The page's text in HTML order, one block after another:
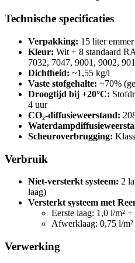
Technische specificaties
Verpakking: 15 liter emmer
Kleur: Wit + 8 standaard
7032, 7047, 9001, 9002,
Dichtheid: ~1,55 kg/l
Vaste stofgehalte: ~70%
Droogtijd bij +20°C:
4 uur
CO₂-diffusieweerstand:
Scheuroverbrugging:
Verbruik
Niet-versterkt systeem: 2
laag)
Versterkt systeem met
Eerste laag: 1,0 l/m²
Afwerklaag: 0,75 l/
Verwerking